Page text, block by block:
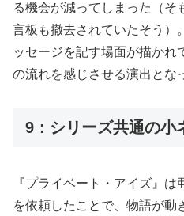
る機会が減ってしまった（そ
言板も撤去されていたそう）
ッセージを記す場面が描かれ
の流れを感じさせる演出とな
9：シリーズ共通の小
『プライベート・アイズ』
を依頼したことで、物語が動